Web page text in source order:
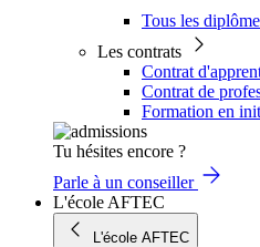
Tous les
Les contrats
Contrat
Contrat de
Formation en
Tu hésites encore ?
Parle à un conseiller
L'école AFTEC
L'école AFTEC